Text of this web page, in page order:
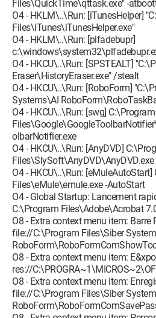
Files\QuickTime\qttask.exe" -
O4 - HKLM\..\Run: [iTunesHelper]
Files\iTunes\iTunesHelper.exe"
O4 - HKLM\..\Run: [plfadebupr]
O4 - HKCU\..\Run: [SPSTEALT]
Eraser\HistoryEraser.exe" /stealt
O4 - HKCU\..\Run: [RoboForm]
Systems\AI
O4 - HKCU\..\Run: [swg] C:\Program
olbarNotifier.exe
O4 - HKCU\..\Run: [AnyDVD]
Files\SlySoft\AnyDVD\AnyDVD.exe
O4 - HKCU\..\Run: [eMuleAutoStart]
Files\eMule\emule.exe -AutoStart
O4 - Global Startup: Lancement
C:\Program Files\Adobe\Acrobat
O8 - Extra context menu item: Barre
file://C:\Program Files\Siber
O8 - Extra context menu item:
res://
O8 - Extra context menu item:
file://C:\Program Files\Siber